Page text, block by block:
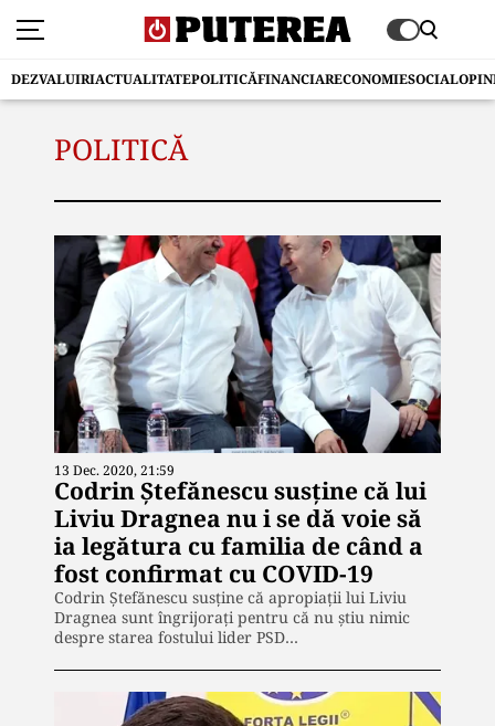
DEZVALUIRIACTUALITATEPOLITICĂFINANCIARECONOMIESOCIAL
POLITICĂ
13 Dec. 2020, 21:59
Codrin Ștefănescu susține că lui
Liviu Dragnea nu i se dă voie să
ia legătura cu familia de când a
fost confirmat cu COVID-19
Codrin Ștefănescu susține că apropiații lui Liviu
Dragnea sunt îngrijorați pentru că nu știu nimic
despre starea fostului lider PSD…